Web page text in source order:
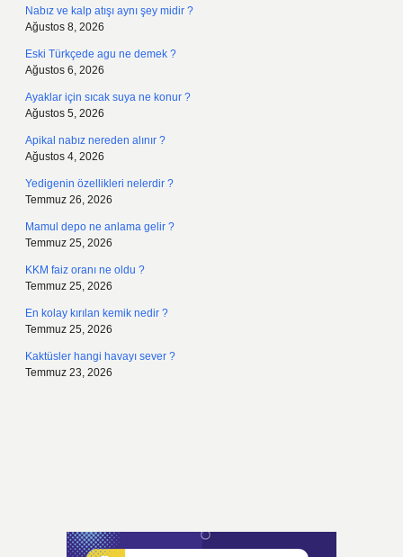
Nabız ve kalp atışı aynı şey midir ?
Ağustos 8, 2026
Eski Türkçede agu ne demek ?
Ağustos 6, 2026
Ayaklar için sıcak suya ne konur ?
Ağustos 5, 2026
Apikal nabız nereden alınır ?
Ağustos 4, 2026
Yedigenin özellikleri nelerdir ?
Temmuz 26, 2026
Mamul depo ne anlama gelir ?
Temmuz 25, 2026
KKM faiz oranı ne oldu ?
Temmuz 25, 2026
En kolay kırılan kemik nedir ?
Temmuz 25, 2026
Kaktüsler hangi havayı sever ?
Temmuz 23, 2026